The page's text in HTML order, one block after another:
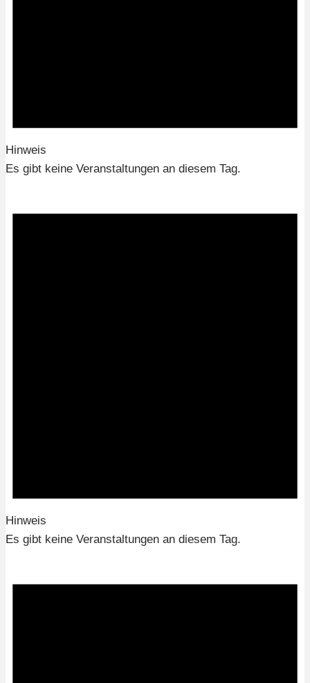
Hinweis
Es gibt keine Veranstaltungen an diesem Tag.
Hinweis
Es gibt keine Veranstaltungen an diesem Tag.